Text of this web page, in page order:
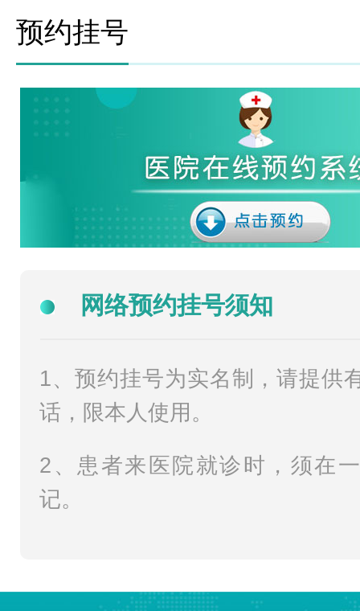
预约挂号
网络预约挂号须知
1、预约挂号为实名制，请提供
话，限本人使用。
2、患者来医院就诊时，须在
记。